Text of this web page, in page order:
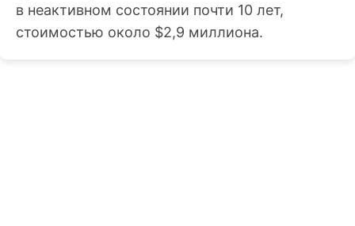
в неактивном состоянии почти 10 лет,
стоимостью около $2,9 миллиона.